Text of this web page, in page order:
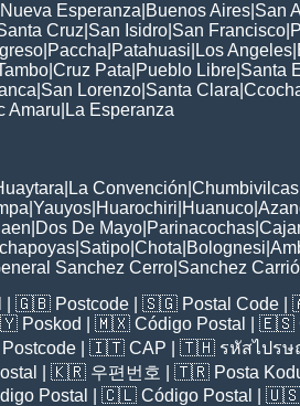
Nueva Esperanza Buenos Aires San
Cruz San Isidro San Francisco
Paccha Patahuasi Los Angeles
Cruz Pata Pueblo Libre Santa
San Lorenzo Santa Clara
Amaru La Esperanza
La Convención Chumbivilcas
Yauyos Huarochiri Huanuco
Dos De Mayo Parinacochas
Satipo Chota Bolognesi
Sanchez Cerro Sanchez
| 🇬🇧 Postcode | 🇸🇬 Postal Code |
Poskod | 🇲🇽 Código Postal | 🇪🇸
Postcode | 🇮🇹 CAP | 🇹🇭 รหัสไปร
| 🇰🇷 우편번호 | 🇹🇷 Posta
Postal | 🇨🇱 Código Postal |